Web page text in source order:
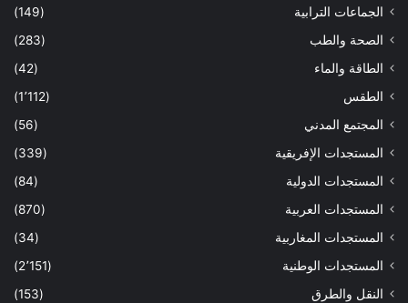
الجماعات الترابية
(149)
الصحة والطب
(283)
الطاقة والماء
(42)
الطقس
(1٬112)
المجتمع المدني
(56)
المستجدات الإفريقية
(339)
المستجدات الدولية
(84)
المستجدات العربية
(870)
المستجدات المغاربية
(34)
المستجدات الوطنية
(2٬151)
النقل والطرق
(153)